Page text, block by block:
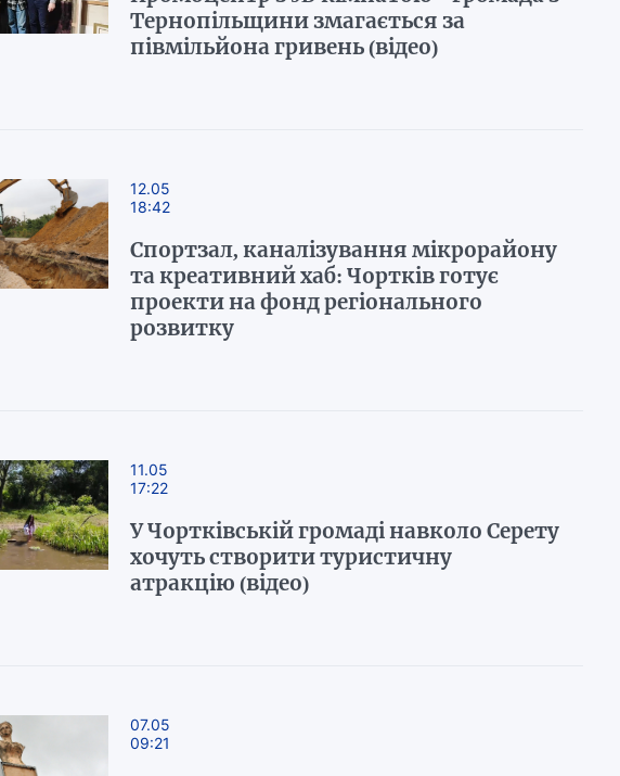
Тернопільщини змагається за
півмільйона гривень (відео)
12.05
18:42
Спортзал, каналізування мікрорайону
та креативний хаб: Чортків готує
проекти на фонд регіонального
розвитку
11.05
17:22
У Чортківській громаді навколо Серету
хочуть створити туристичну
атракцію (відео)
07.05
09:21